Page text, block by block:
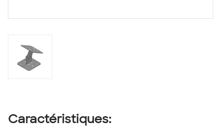
Caractéristiques: